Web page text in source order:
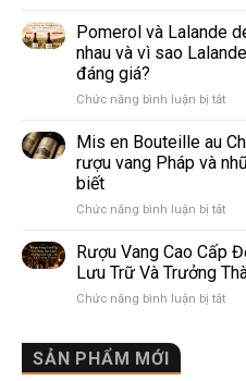
phổ
thế
Wine
Thế
Nào?
10
So
Dễ
Hiểu
Pomerol và Lalande
nhau và vì sao
đáng giá?
Chức năng bình luận bị tắtở
và
de
nhau
và
vì
Mis en Bouteille au
rượu vang Pháp và
biết
Chức năng bình luận bị tắtở
en
au
Rượu Vang Cao Cấp
Lưu Trữ Và Trưởng
Chức năng bình luận bị tắtở
SẢN PHẨM MỚI